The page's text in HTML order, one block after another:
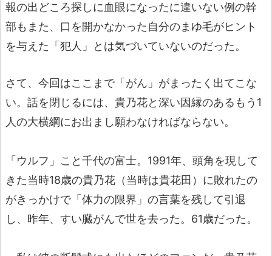
報の出どころ探しに血眼になったに違いない例の幹
部もまた、口を開かなかった自分のまゆ毛がヒント
を与えた「犯人」とは気づいていないのだった。
さて、今回はここまで「がん」がまったく出てこな
い。話を閉じるには、貴乃花と深い因縁のあるもう1
人の大横綱にお出まし願わなければならない。
「ウルフ」こと千代の富士。1991年、頭角を現して
きた当時18歳の貴乃花（当時は貴花田）に敗れたの
がきっかけで「体力の限界」の言葉を残して引退
し、昨年、すい臓がんで世を去った。61歳だった。